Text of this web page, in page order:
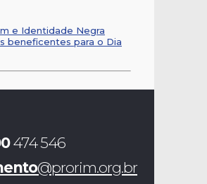
e Identidade Negra
beneficentes para o Dia
474 546
@prorim.org.br